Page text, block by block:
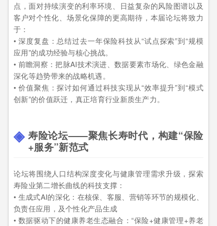
点，面对持续演变的利率环境、日益复杂的风险图谱以及
客户对个性化、场景化保障的更高期待，本届论坛将致力
于：
• 深度复盘：总结过去一年保险科技从“试点探索”到“规模
应用”的成功经验与核心挑战。
• 前瞻洞察：把脉AI技术演进、数据要素市场化、绿色金融
深化等趋势带来的战略机遇。
• 价值聚焦：探讨如何通过科技实现从“效率提升”到“模式
创新”的价值跃迁，真正培育行业新质生产力。
寿险论坛——聚焦长寿时代，构建“保险
+服务”新范式
论坛将围绕人口结构深度变化与健康管理需求升级，探索
寿险业第二增长曲线的科技支撑：
• 生成式AI的深化：在核保、客服、营销等环节的规模化、
负责任应用，及个性化产品生成
• 数据驱动下的健康养老生态融合：“保险+健康管理+养老